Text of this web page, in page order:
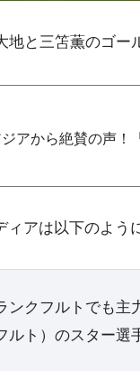
と三笘薫のゴー
アから絶賛の声！
アは以下のよう
ンクフルトでも主
ト）のスター選